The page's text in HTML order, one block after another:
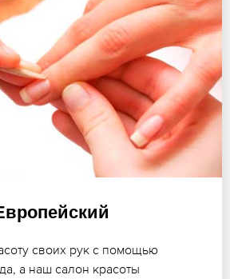
своих рук с помощью
а наш салон красоты